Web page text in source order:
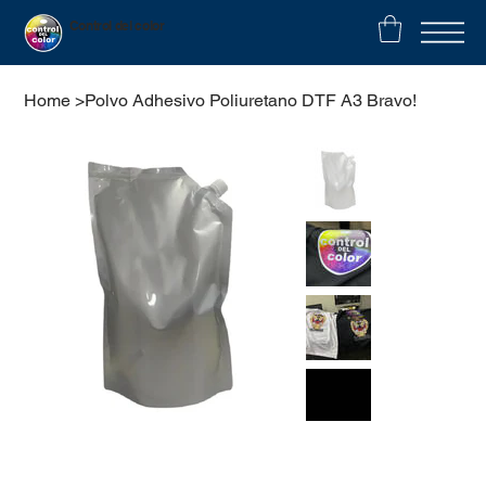
Control del color
Home >Polvo Adhesivo Poliuretano DTF A3 Bravo!